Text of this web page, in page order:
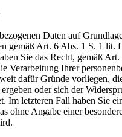
Daten auf
gemäß Art. 6 Abs. 1 S. 1 lit.
Sie das Recht, gemäß
Verarbeitung Ihrer
dafür Gründe vorliegen,
oder sich der
Im letzteren Fall haben Sie
ohne Angabe einer